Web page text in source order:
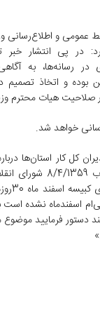
عمومی و اطلاع‌رسانی
در پی انتشار خبر
در رسانه‌ها، به
بوده و اتخاذ
صلاحیت هیات محترم
خواهد شد.
اسفند تا
اسفند‌ماه نشده است
فرمایید موضوع